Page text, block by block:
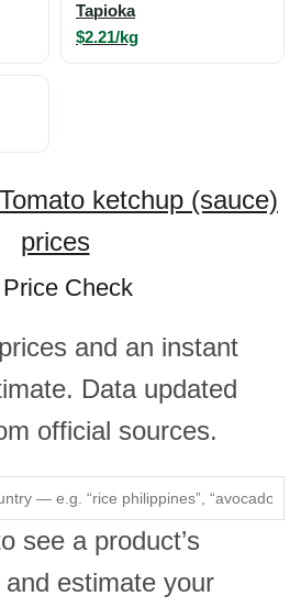
Tapioka
$2.21/kg
ketchup (sauce)
prices
Check
and an instant
Data updated
official sources.
see a product’s
estimate your